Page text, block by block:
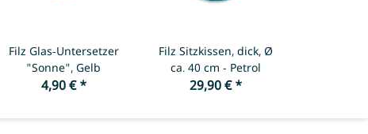
Filz Glas-Untersetzer
"Sonne", Gelb
4,90 €*
Filz Sitzkissen, dick, Ø
ca. 40 cm - Petrol
29,90 €*